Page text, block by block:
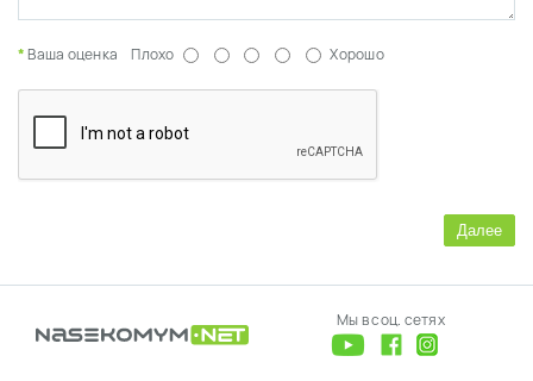
Ваша оценка Плохо Хорошо
Далее
Мы в соц. сетях